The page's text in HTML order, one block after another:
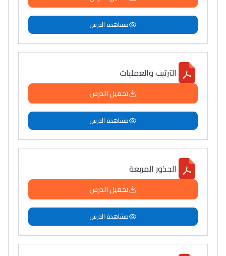
مشاهدة الدرس
الترتيب والعمليات
تحميل الدرس
مشاهدة الدرس
الجذور المربعة
تحميل الدرس
مشاهدة الدرس